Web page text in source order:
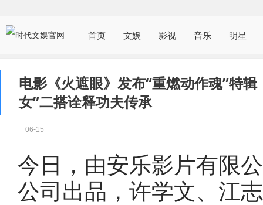
首页 文娱 影视 音乐 明星
电影《火遮眼》发布“重燃动作魂”特
女”二搭诠释功夫传承
06-15
今日，由安乐影片有限
公司出品，许学文、江